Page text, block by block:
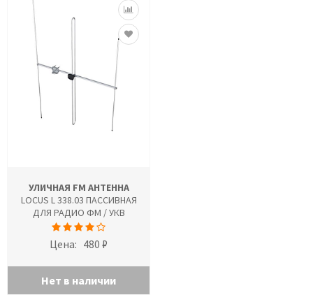
УЛИЧНАЯ FM АНТЕННА
LOCUS L 338.03 ПАССИВНАЯ
ДЛЯ РАДИО ФМ / УКВ
Цена: 480 ₽
Нет в наличии